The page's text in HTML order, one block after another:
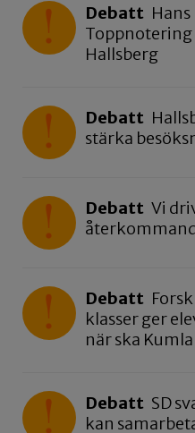
Debatt Hans
Hallsberg
Debatt
stärka
Debatt Vi
Debatt
klasser ger
när ska
Debatt SD
kan